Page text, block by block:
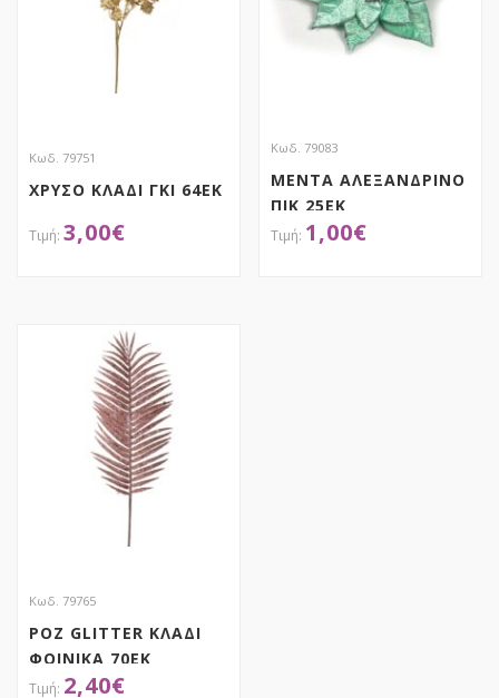
Κωδ. 79751
ΧΡΥΣΟ ΚΛΑΔΙ ΓΚΙ 64ΕΚ
3,00€
Κωδ. 79083
ΜΕΝΤΑ ΑΛΕΞΑΝΔΡΙΝΟ
ΠΙΚ 25ΕΚ
1,00€
Κωδ. 79765
ΡΟΖ GLITTER ΚΛΑΔΙ
ΦΟΙΝΙΚΑ 70ΕΚ
2,40€